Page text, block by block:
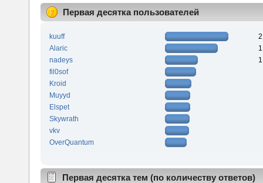
Первая десятка пользователей
kuuff
Alaric
nadeys
fil0sof
Kroid
Muyyd
Elspet
Skywrath
vkv
OverQuantum
Первая десятка тем (по количеству ответов)